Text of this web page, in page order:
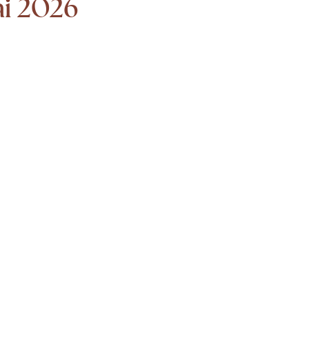
2026